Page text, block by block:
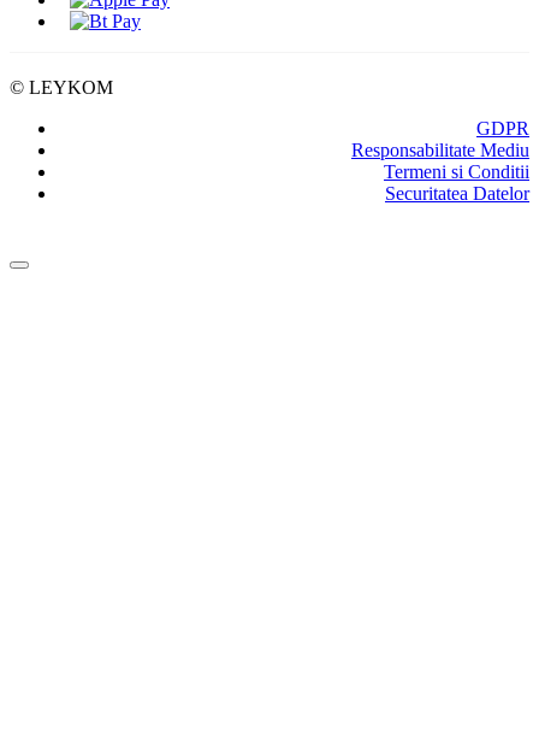
© LEYKOM
GDPR
Responsabilitate Mediu
Termeni si Conditii
Securitatea Datelor